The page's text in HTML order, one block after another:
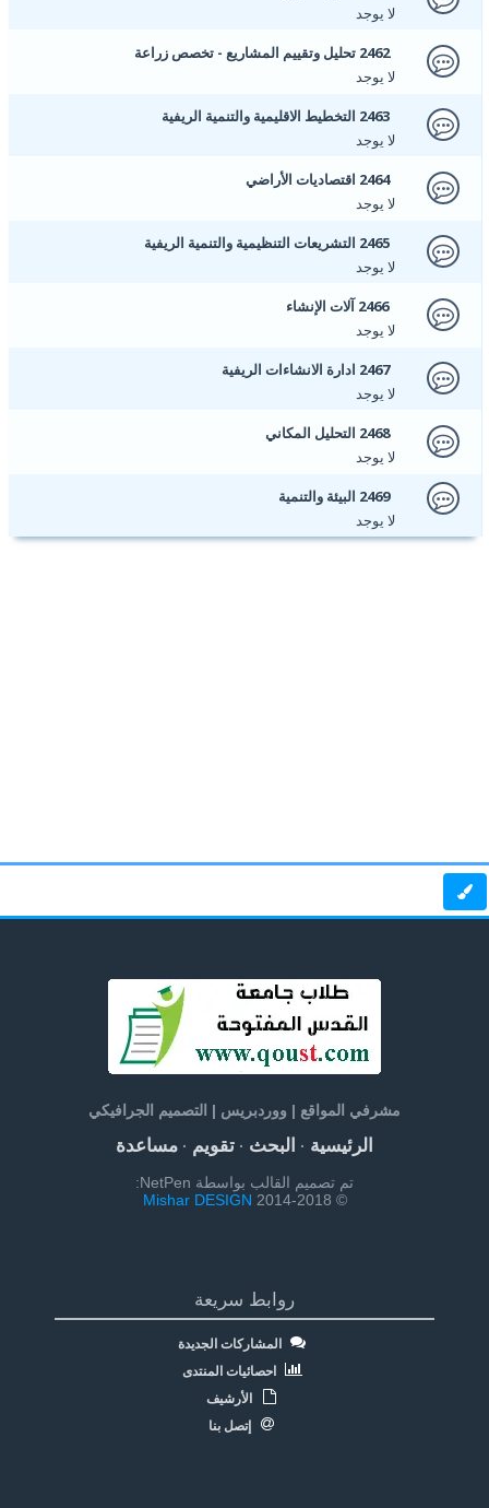
لا يوجد
2462 تحليل وتقييم المشاريع - تخصص زراعة
لا يوجد
2463 التخطيط الاقليمية والتنمية الريفية
لا يوجد
2464 اقتصاديات الأراضي
لا يوجد
2465 التشريعات التنظيمية والتنمية الريفية
لا يوجد
2466 آلات الإنشاء
لا يوجد
2467 ادارة الانشاءات الريفية
لا يوجد
2468 التحليل المكاني
لا يوجد
2469 البيئة والتنمية
لا يوجد
مشرفي المواقع | ووردبريس | التصميم الجرافيكي
الرئيسية· البحث· تقويم· مساعدة
تم تصميم القالب بواسطة NetPen:
© 2014-2018
Mishar DESIGN
روابط سريعة
المشاركات الجديدة
احصائيات المنتدى
الأرشيف
إتصل بنا